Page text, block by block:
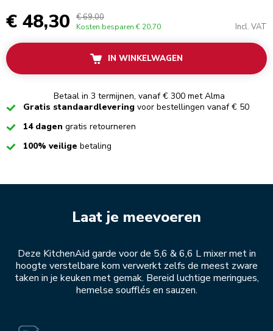
€ 48,30 € 69,00
Kosten besparen € 20,70 Incl. VAT
IN WINKELWAGEN
Betaal in 3 termijnen, vanaf € 300 met Alma
CheckedGratis standaardlevering voor bestellingen vanaf € 50
Checked14 dagen gratis retourneren
Checked100% veilige betaling
Laat je meevoeren
Deze KitchenAid garde voor de 5,6 & 6,6 L mixer met in
hoogte verstelbare kom verwerkt zelfs de meest zware
taken in je keuken met gemak. Bereid luchtige meringues,
hemelse soufflés en sauzen.